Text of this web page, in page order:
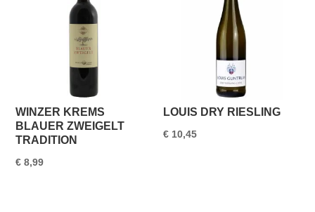
WINZER KREMS
BLAUER ZWEIGELT
TRADITION
€ 8,99
LOUIS DRY RIESLING
€ 10,45